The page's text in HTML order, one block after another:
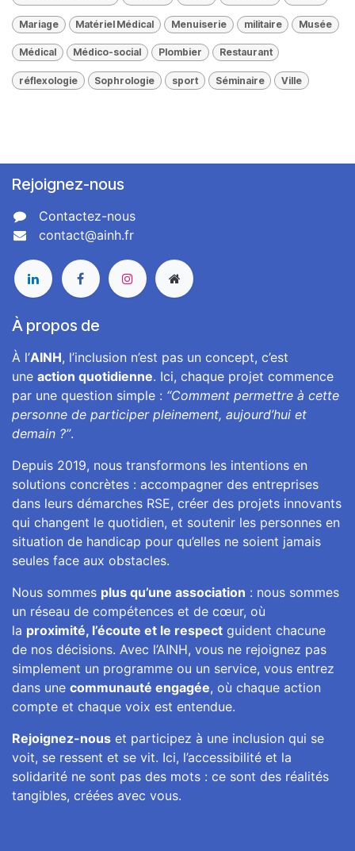
Mariage Matériel Médical Menuiserie militaire Musée
Médical Médico-social Plombier Restaurant
réflexologie Sophrologie sport Séminaire Ville
Rejoignez-nous
Contactez-nous
contact@ainh.fr
À propos de
À l’AINH, l’inclusion n’est pas un concept, c’est
une action quotidienne. Ici, chaque projet commence
par une question simple : “Comment permettre à cette
personne de participer pleinement, aujourd’hui et
demain ?”.
Depuis 2019, nous transformons les intentions en
solutions concrètes : accompagner des entreprises
dans leurs démarches RSE, créer des projets innovants
qui changent le quotidien, et soutenir les personnes en
situation de handicap pour qu’elles ne soient jamais
seules face aux obstacles.
Nous sommes plus qu’une association : nous sommes
un réseau de compétences et de cœur, où
la proximité, l’écoute et le respect guident chacune
de nos décisions. Avec l’AINH, vous ne rejoignez pas
simplement un programme ou un service, vous entrez
dans une communauté engagée, où chaque action
compte et chaque voix est entendue.
Rejoignez-nous et participez à une inclusion qui se
voit, se ressent et se vit. Ici, l’accessibilité et la
solidarité ne sont pas des mots : ce sont des réalités
tangibles, créées avec vous.